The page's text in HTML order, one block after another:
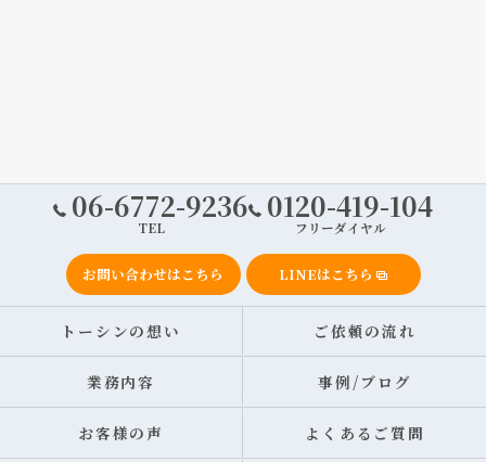
06-6772-9236
TEL
0120-419-104
フリーダイヤル
お問い合わせはこちら LINEはこちら
トーシンの想い ご依頼の流れ
業務内容 事例/ブログ
お客様の声 よくあるご質問